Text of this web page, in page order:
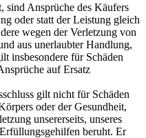
sind Ansprüche des Käufers
oder statt der Leistung gleich
wegen der Verletzung von
aus unerlaubter Handlung,
insbesondere für Schäden
auf Ersatz
gilt nicht für Schäden
oder der Gesundheit,
unsererseits, unseres
beruht. Er